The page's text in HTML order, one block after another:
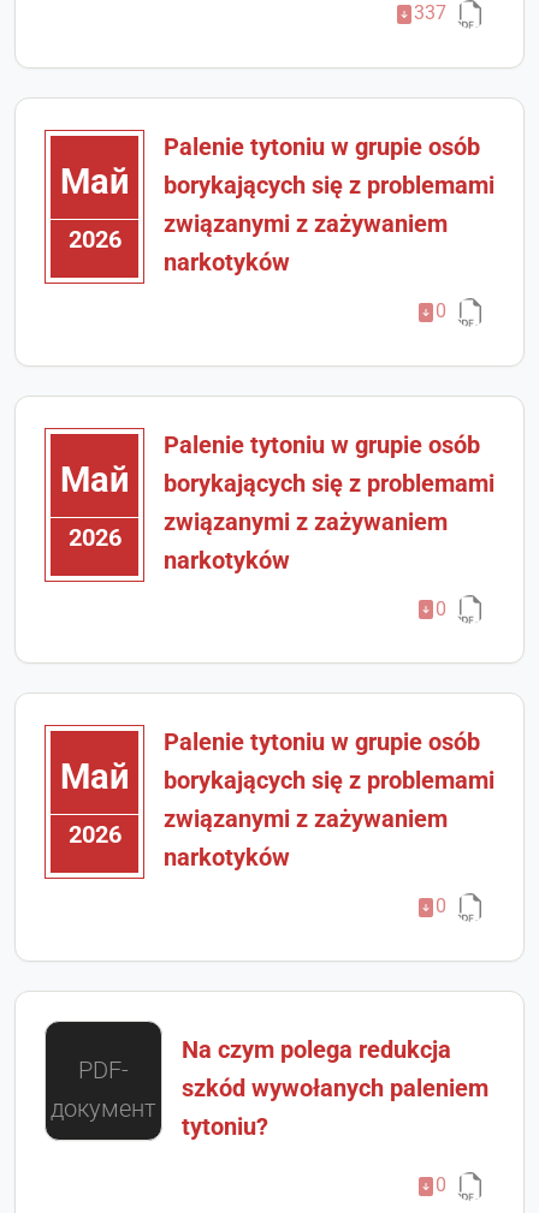
337
Май
2026
Palenie tytoniu w grupie osób
borykających się z problemami
związanymi z zażywaniem
narkotyków
0
Май
2026
Palenie tytoniu w grupie osób
borykających się z problemami
związanymi z zażywaniem
narkotyków
0
Май
2026
Palenie tytoniu w grupie osób
borykających się z problemami
związanymi z zażywaniem
narkotyków
0
PDF-
документ
Na czym polega redukcja
szkód wywołanych paleniem
tytoniu?
0